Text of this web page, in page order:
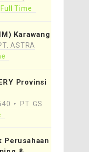
Full Time
Karawang
ASTRA
Provinsi
PT. GS
Perusahaan